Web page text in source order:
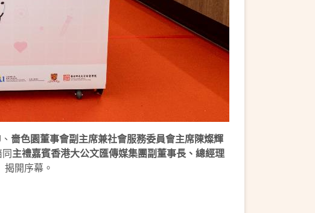
、 嗇色園董事會副主席兼社會服務委員會主席陳燦輝
同主禮嘉賓香港大公文匯傳媒集團副董事長、總經理
開序幕。